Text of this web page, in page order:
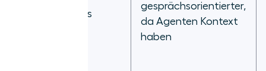
Kundenerlebnis
gesprächsorientierter,
da Agenten Kontext
haben